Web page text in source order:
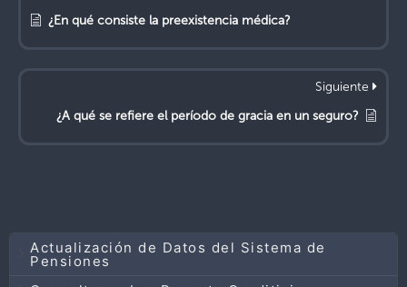
Actualización de Datos del Sistema de
Pensiones
¿En qué consiste la preexistencia médica?
Siguiente
¿A qué se refiere el período de gracia en un seguro?